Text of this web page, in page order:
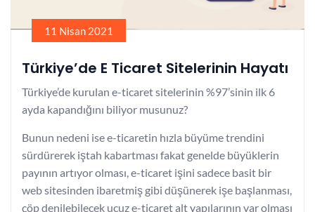
11 Nisan 2021
Türkiye’de E Ticaret Sitelerinin Hayatı
Türkiye’de kurulan e-ticaret sitelerinin %97’sinin ilk 6
ayda kapandığını biliyor musunuz?
Bunun nedeni ise e-ticaretin hızla büyüme trendini
sürdürerek iştah kabartması fakat genelde büyüklerin
payının artıyor olması, e-ticaret işini sadece basit bir
web sitesinden ibaretmiş gibi düşünerek işe başlanması,
çöp denilebilecek ucuz e-ticaret alt yapılarının var olması